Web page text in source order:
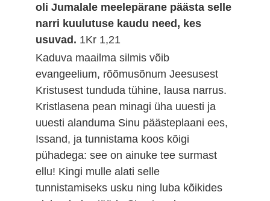
oli Jumalale meelepärane päästa selle
narri kuulutuse kaudu need, kes
usuvad. 1Kr 1,21
Kaduva maailma silmis võib
evangeelium, rõõmusõnum Jeesusest
Kristusest tunduda tühine, lausa narrus.
Kristlasena pean minagi üha uuesti ja
uuesti alanduma Sinu päästeplaani ees,
Issand, ja tunnistama koos kõigi
pühadega: see on ainuke tee surmast
ellu! Kingi mulle alati selle
tunnistamiseks usku ning luba kõikides